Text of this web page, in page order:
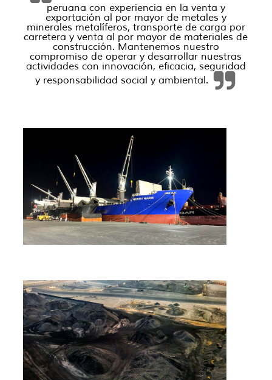
peruana con experiencia en la venta y
exportación al por mayor de metales y
minerales metalíferos, transporte de carga por
carretera y venta al por mayor de materiales de
construcción. Mantenemos nuestro
compromiso de operar y desarrollar nuestras
actividades con innovación, eficacia, seguridad
y responsabilidad social y ambiental.